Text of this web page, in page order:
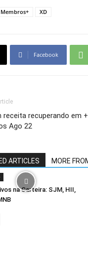
Membros+ XD
Facebook
receita recuperando em
Ago 22
ARTICLES MORE
na Carteira: SJM, HII,